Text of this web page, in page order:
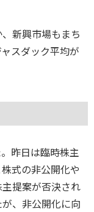
新興市場もまち
スダック平均が
昨日は臨時株主
式の非公開化や
提案が否決され
、非公開化に向